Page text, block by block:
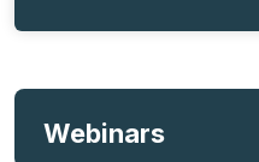
Webinars